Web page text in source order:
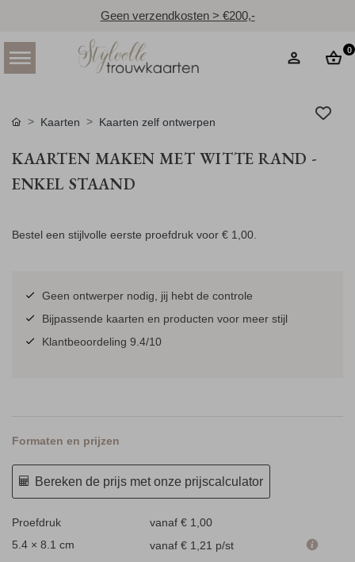
Geen verzendkosten > €200,-
0
Kaarten Kaarten zelf ontwerpen
KAARTEN MAKEN MET WITTE RAND -
ENKEL STAAND
Bestel een stijlvolle eerste proefdruk voor € 1,00.
Geen ontwerper nodig, jij hebt de controle
Bijpassende kaarten en producten voor meer stijl
Klantbeoordeling 9.4/10
Formaten en prijzen
Bereken de prijs met onze prijscalculator
Proefdruk
vanaf € 1,00
5.4 × 8.1 cm
vanaf € 1,21 p/st